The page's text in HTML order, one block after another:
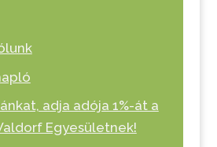
adja adója 1%-át a
Egyesületnek!